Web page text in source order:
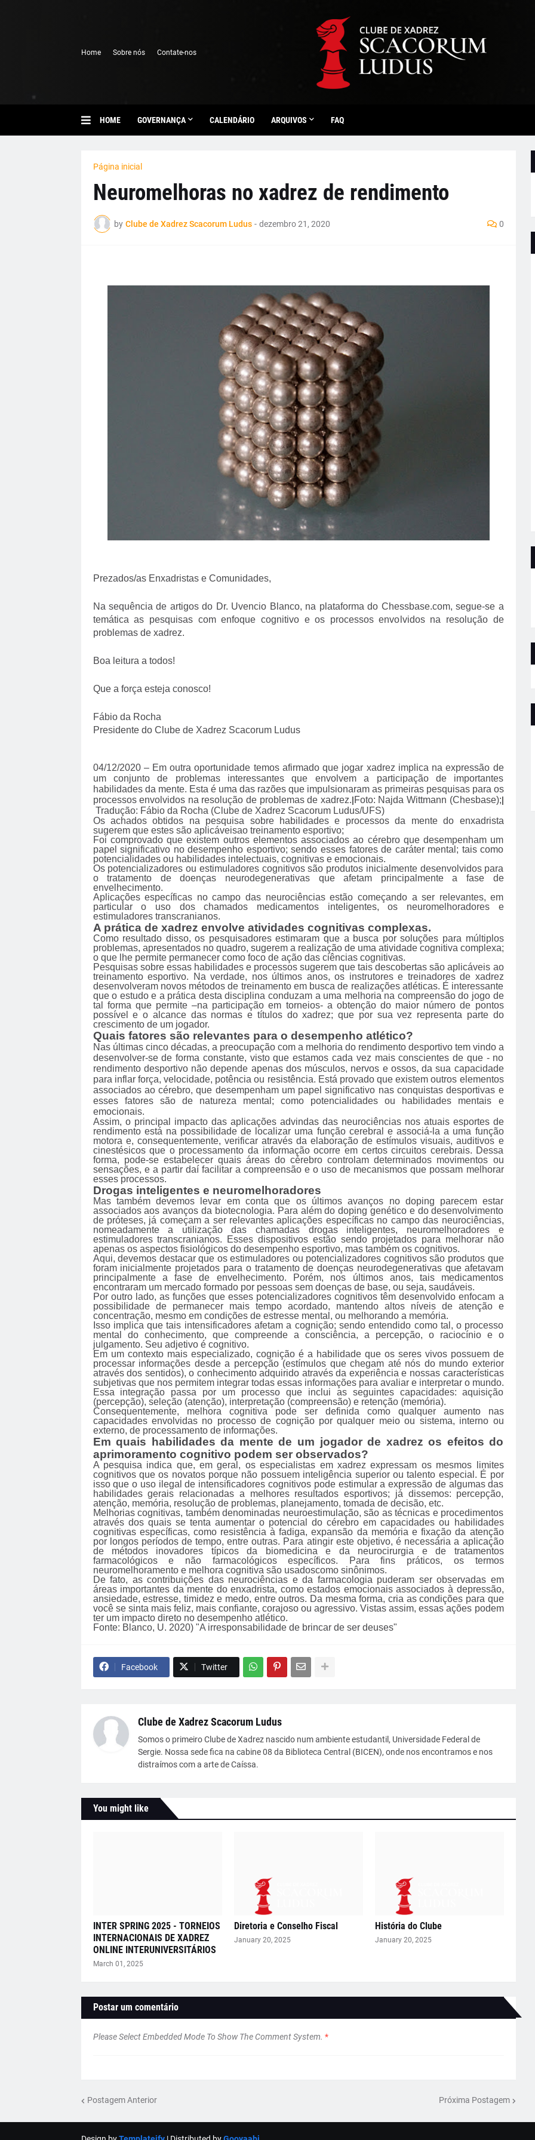
Home Sobre nós Contate-nos
HOME GOVERNANÇA CALENDÁRIO ARQUIVOS FAQ
Página inicial
Neuromelhoras no xadrez de rendimento
by Clube de Xadrez Scacorum Ludus - dezembro 21, 2020 0
Prezados/as Enxadristas e Comunidades,
Na sequência de artigos do Dr. Uvencio Blanco, na plataforma do Chessbase.com, segue-se a
temática as pesquisas com enfoque cognitivo e os processos envolvidos na resolução de
problemas de xadrez.
Boa leitura a todos!
Que a força esteja conosco!
Fábio da Rocha
Presidente do Clube de Xadrez Scacorum Ludus
04/12/2020 – Em outra oportunidade temos afirmado que jogar xadrez implica na expressão de
um conjunto de problemas interessantes que envolvem a participação de importantes
habilidades da mente. Esta é uma das razões que impulsionaram as primeiras pesquisas para os
processos envolvidos na resolução de problemas de xadrez.|Foto: Najda Wittmann (Chesbase);|
Tradução: Fábio da Rocha (Clube de Xadrez Scacorum Ludus/UFS)
Os achados obtidos na pesquisa sobre habilidades e processos da mente do enxadrista
sugerem que estes são aplicáveis ​​ao treinamento esportivo;
Foi comprovado que existem outros elementos associados ao cérebro que desempenham um
papel significativo no desempenho esportivo; sendo esses fatores de caráter mental; tais como
potencialidades ou habilidades intelectuais, cognitivas e emocionais.
Os potencializadores ou estimuladores cognitivos são produtos inicialmente desenvolvidos para
o tratamento de doenças neurodegenerativas que afetam principalmente a fase de
envelhecimento.
Aplicações específicas no campo das neurociências estão começando a ser relevantes, em
particular o uso dos chamados medicamentos inteligentes, os neuromelhoradores e
estimuladores transcranianos.
A prática de xadrez envolve atividades cognitivas complexas.
Como resultado disso, os pesquisadores estimaram que a busca por soluções para múltiplos
problemas, apresentados no quadro, sugerem a realização de uma atividade cognitiva complexa;
o que lhe permite permanecer como foco de ação das ciências cognitivas.
Pesquisas sobre essas habilidades e processos sugerem que tais descobertas são aplicáveis ​​ao
treinamento esportivo. Na verdade, nos últimos anos, os instrutores e treinadores de xadrez
desenvolveram novos métodos de treinamento em busca de realizações atléticas. É interessante
que o estudo e a prática desta disciplina conduzam a uma melhoria na compreensão do jogo de
tal forma que permite –na participação em torneios- a obtenção do maior número de pontos
possível e o alcance das normas e títulos do xadrez; que por sua vez representa parte do
crescimento de um jogador.
Quais fatores são relevantes para o desempenho atlético?
Nas últimas cinco décadas, a preocupação com a melhoria do rendimento desportivo tem vindo a
desenvolver-se de forma constante, visto que estamos cada vez mais conscientes de que - no
rendimento desportivo não depende apenas dos músculos, nervos e ossos, da sua capacidade
para inflar força, velocidade, potência ou resistência. Está provado que existem outros elementos
associados ao cérebro, que desempenham um papel significativo nas conquistas desportivas e
esses fatores são de natureza mental; como potencialidades ou habilidades mentais e
emocionais.
Assim, o principal impacto das aplicações advindas das neurociências nos atuais esportes de
rendimento está na possibilidade de localizar uma função cerebral e associá-la a uma função
motora e, consequentemente, verificar através da elaboração de estímulos visuais, auditivos e
cinestésicos que o processamento da informação ocorre em certos circuitos cerebrais. Dessa
forma, pode-se estabelecer quais áreas do cérebro controlam determinados movimentos ou
sensações, e a partir daí facilitar a compreensão e o uso de mecanismos que possam melhorar
esses processos.
Drogas inteligentes e neuromelhoradores
Mas também devemos levar em conta que os últimos avanços no doping parecem estar
associados aos avanços da biotecnologia. Para além do doping genético e do desenvolvimento
de próteses, já começam a ser relevantes aplicações específicas no campo das neurociências,
nomeadamente a utilização das chamadas drogas inteligentes, neuromelhoradores e
estimuladores transcranianos. Esses dispositivos estão sendo projetados para melhorar não
apenas os aspectos fisiológicos do desempenho esportivo, mas também os cognitivos.
Aqui, devemos destacar que os estimuladores ou potencializadores cognitivos são produtos que
foram inicialmente projetados para o tratamento de doenças neurodegenerativas que afetavam
principalmente a fase de envelhecimento. Porém, nos últimos anos, tais medicamentos
encontraram um mercado formado por pessoas sem doenças de base, ou seja, saudáveis.
Por outro lado, as funções que esses potencializadores cognitivos têm desenvolvido enfocam a
possibilidade de permanecer mais tempo acordado, mantendo altos níveis de atenção e
concentração, mesmo em condições de estresse mental, ou melhorando a memória.
Isso implica que tais intensificadores afetam a cognição; sendo entendido como tal, o processo
mental do conhecimento, que compreende a consciência, a percepção, o raciocínio e o
julgamento. Seu adjetivo é cognitivo.
Em um contexto mais especializado, cognição é a habilidade que os seres vivos possuem de
processar informações desde a percepção (estímulos que chegam até nós do mundo exterior
através dos sentidos), o conhecimento adquirido através da experiência e nossas características
subjetivas que nos permitem integrar todas essas informações para avaliar e interpretar o mundo.
Essa integração passa por um processo que inclui as seguintes capacidades: aquisição
(percepção), seleção (atenção), interpretação (compreensão) e retenção (memória).
Consequentemente, melhora cognitiva pode ser definida como qualquer aumento nas
capacidades envolvidas no processo de cognição por qualquer meio ou sistema, interno ou
externo, de processamento de informações.
Em quais habilidades da mente de um jogador de xadrez os efeitos do
aprimoramento cognitivo podem ser observados?
A pesquisa indica que, em geral, os especialistas em xadrez expressam os mesmos limites
cognitivos que os novatos porque não possuem inteligência superior ou talento especial. É por
isso que o uso ilegal de intensificadores cognitivos pode estimular a expressão de algumas das
habilidades gerais relacionadas a melhores resultados esportivos; já dissemos: percepção,
atenção, memória, resolução de problemas, planejamento, tomada de decisão, etc.
Melhorias cognitivas, também denominadas neuroestimulação, são as técnicas e procedimentos
através dos quais se tenta aumentar o potencial do cérebro em capacidades ou habilidades
cognitivas específicas, como resistência à fadiga, expansão da memória e fixação da atenção
por longos períodos de tempo, entre outras. Para atingir este objetivo, é necessária a aplicação
de métodos inovadores típicos da biomedicina e da neurocirurgia e de tratamentos
farmacológicos e não farmacológicos específicos. Para fins práticos, os termos
neuromelhoramento e melhora cognitiva são usados ​​como sinônimos.
De fato, as contribuições das neurociências e da farmacologia puderam ser observadas em
áreas importantes da mente do enxadrista, como estados emocionais associados à depressão,
ansiedade, estresse, timidez e medo, entre outros. Da mesma forma, cria as condições para que
você se sinta mais feliz, mais confiante, corajoso ou agressivo. Vistas assim, essas ações podem
ter um impacto direto no desempenho atlético.
Fonte: Blanco, U. 2020) "A irresponsabilidade de brincar de ser deuses"
Facebook Twitter
Clube de Xadrez Scacorum Ludus
Somos o primeiro Clube de Xadrez nascido num ambiente estudantil, Universidade Federal de
Sergie. Nossa sede fica na cabine 08 da Biblioteca Central (BICEN), onde nos encontramos e nos
distraímos com a arte de Caíssa.
You might like
INTER SPRING 2025 - TORNEIOS
INTERNACIONAIS DE XADREZ
ONLINE INTERUNIVERSITÁRIOS
March 01, 2025
Diretoria e Conselho Fiscal
January 20, 2025
História do Clube
January 20, 2025
Postar um comentário
Please Select Embedded Mode To Show The Comment System. *
Postagem Anterior Próxima Postagem